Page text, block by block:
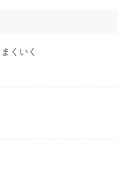
くいく